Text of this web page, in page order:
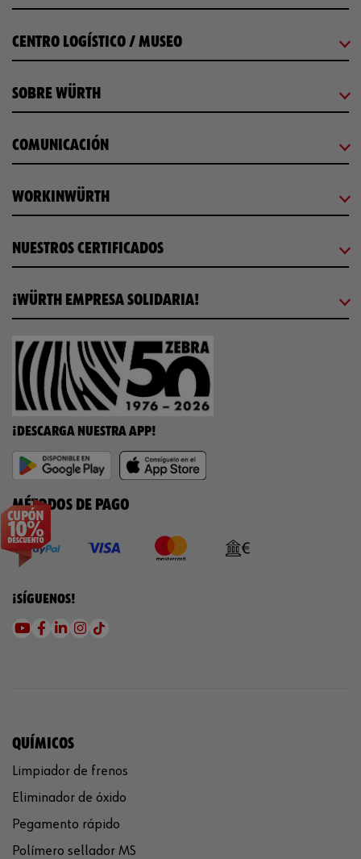
CENTRO LOGÍSTICO / MUSEO
SOBRE WÜRTH
COMUNICACIÓN
WORKINWÜRTH
NUESTROS CERTIFICADOS
¡WÜRTH EMPRESA SOLIDARIA!
¡DESCARGA NUESTRA APP!
MÉTODOS DE PAGO
¡SÍGUENOS!
QUÍMICOS
Limpiador de frenos
Eliminador de óxido
Pegamento rápido
Polímero sellador MS